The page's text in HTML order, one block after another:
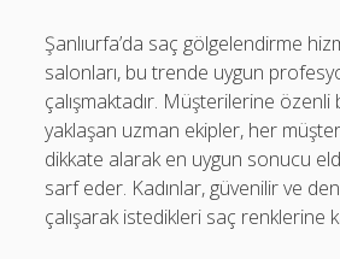
Şanlıurfa’da saç gölgelendirme
salonları, bu trende uygun
çalışmaktadır. Müşterilerine özenli
yaklaşan uzman ekipler, her
dikkate alarak en uygun sonucu
sarf eder. Kadınlar, güvenilir ve
çalışarak istedikleri saç renklerine